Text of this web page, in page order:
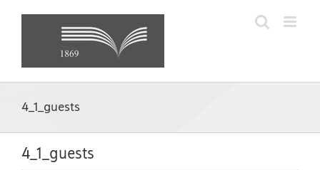
4_1_guests
4_1_guests